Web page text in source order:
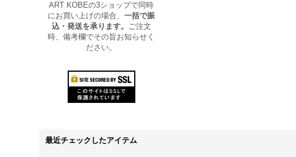
ART KOBEの3ショップで同時
にお買い上げの場合、一括で振
込・発送を承ります。 ご注文
時、備考欄でその旨お知らせく
ださい。
最近チェックしたアイテム